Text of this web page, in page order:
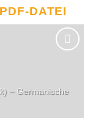
DATEI
– Germanische